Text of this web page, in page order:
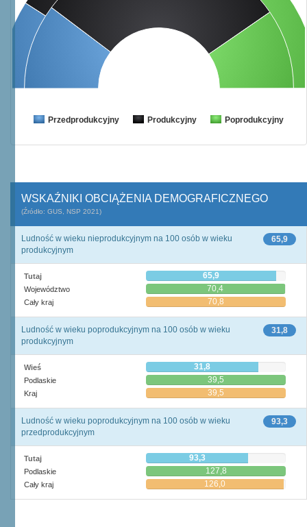
Przedprodukcyjny Produkcyjny Poprodukcyjny
WSKAŹNIKI OBCIĄŻENIA DEMOGRAFICZNEGO
(Źródło: GUS, NSP 2021)
65,9
Ludność w wieku nieprodukcyjnym na 100 osób w wieku
produkcyjnym
Tutaj 65,9
Województwo 70,4
Cały kraj 70,8
31,8
Ludność w wieku poprodukcyjnym na 100 osób w wieku
produkcyjnym
Wieś 31,8
Podlaskie 39,5
Kraj 39,5
93,3
Ludność w wieku poprodukcyjnym na 100 osób w wieku
przedprodukcyjnym
Tutaj 93,3
Podlaskie 127,8
Cały kraj 126,0